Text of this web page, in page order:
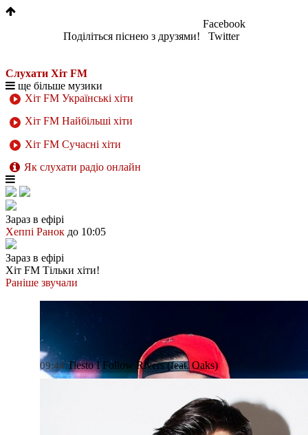
Поділіться піснею з друзями!
Facebook
Twitter
Слухати Хіт FM
ще більше музики
Хіт FM Українські хіти
Хіт FM Найбільші хіти
Хіт FM Сучасні хіти
Як слухати радіо онлайн
Зараз в ефірі
Хеппі Ранок до 10:05
Зараз в ефірі
Хіт FM Тільки хіти!
Раніше звучали
09:44 Tiesto I Follow Rivers (feat. Oaks)